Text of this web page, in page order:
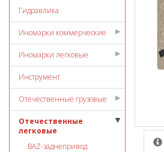
Гидравлика
Иномарки коммерческие
Иномарки легковые
Инструмент
Отечественные грузовые
Отечественные
легковые
ВАZ-заднепривод